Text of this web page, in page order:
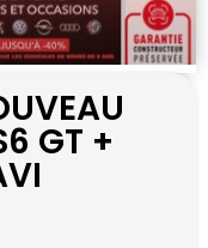
GT +